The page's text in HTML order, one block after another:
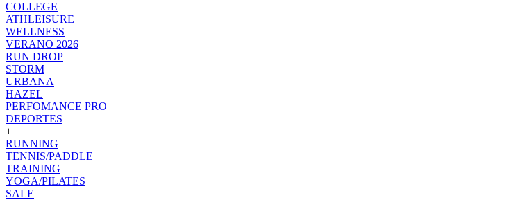
COLLEGE
ATHLEISURE
WELLNESS
VERANO 2026
RUN DROP
STORM
URBANA
HAZEL
PERFOMANCE PRO
DEPORTES
+
RUNNING
TENNIS/PADDLE
TRAINING
YOGA/PILATES
SALE